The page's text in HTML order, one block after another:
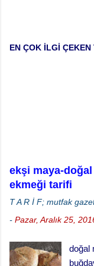
EN ÇOK İLGİ
ekşi maya-
ekmeği tarifi
T A R İ F; mutfak
- Pazar, Aralık 25,
doğal